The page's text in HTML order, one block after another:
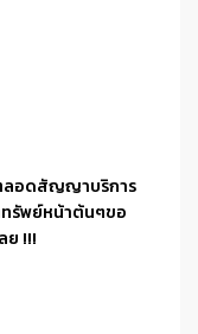
ลอดสัญญาบริการ
รัพย์หน้าต้นๆขอ
ย !!!